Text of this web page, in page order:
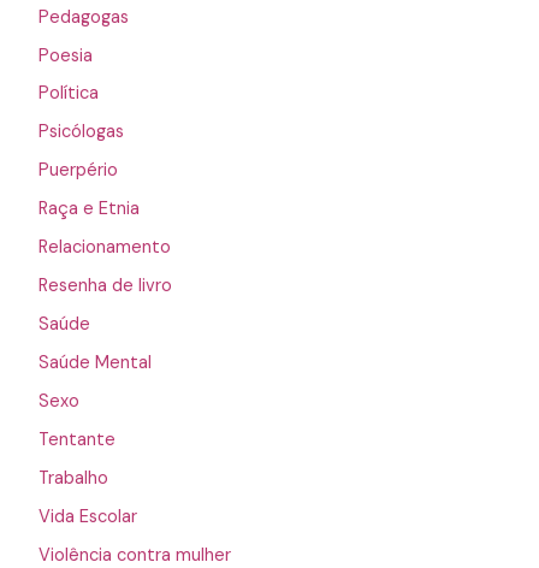
Pedagogas
Poesia
Política
Psicólogas
Puerpério
Raça e Etnia
Relacionamento
Resenha de livro
Saúde
Saúde Mental
Sexo
Tentante
Trabalho
Vida Escolar
Violência contra mulher